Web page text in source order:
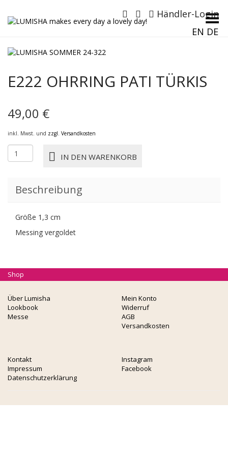
Händler-Login
EN DE
Menü umschalten
E222 OHRRING PATI TÜRKIS
49,00 €
inkl. Mwst. und zzgl. Versandkosten
E222
OHRRING
Menge
IN DEN WARENKORB
Beschreibung
Größe 1,3 cm
Messing vergoldet
Über Lumisha
Lookbook
Messe
Mein Konto
Widerruf
AGB
Versandkosten
Kontakt
Impressum
Datenschutzerklärung
Instagram
Facebook
Shop